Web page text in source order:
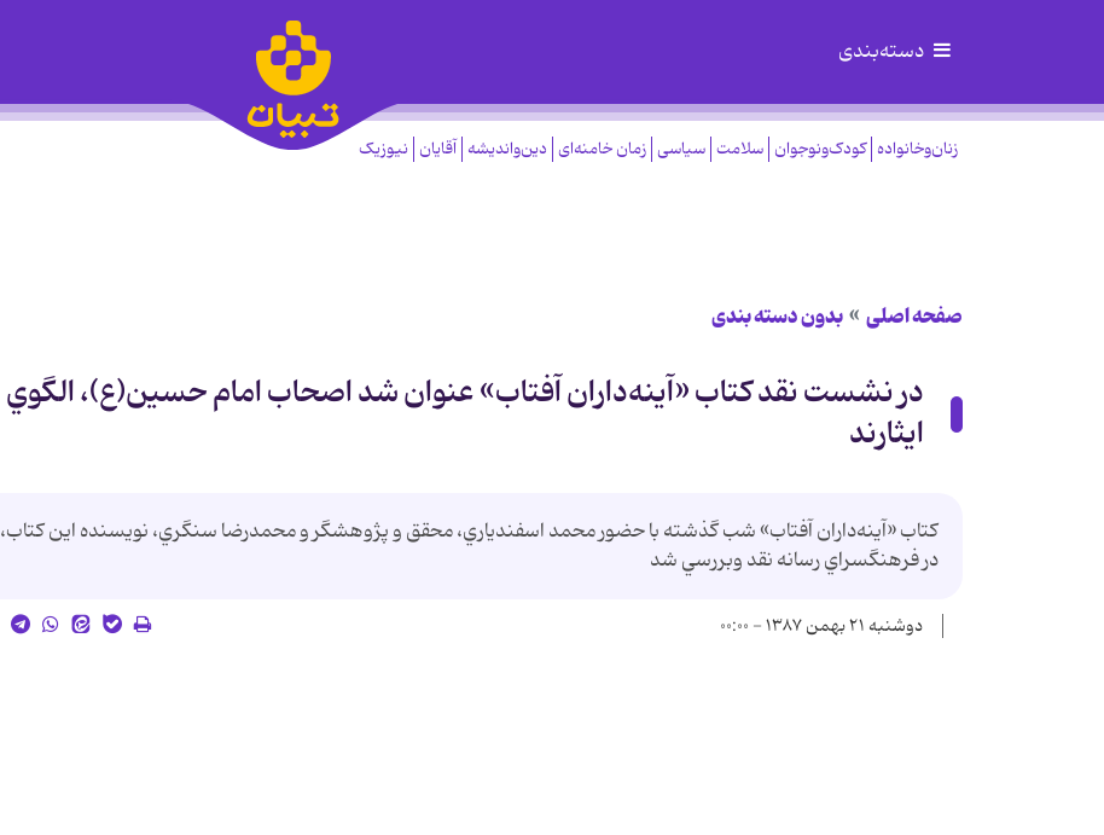
دسته‌بندی
زنان‌وخانواده کودک‌ونوجوان سلامت سیاسی زمان خامنه‌ای دین‌واندیشه آقایان نیوزیک
صفحه اصلی بدون دسته بندی
در نشست نقد كتاب «آينه‌داران آفتاب» عنوان شد اصحاب امام حسين(ع)، الگوي
ايثارند
كتاب «آينه‌داران آفتاب» شب گذشته با حضور محمد اسفندياري، محقق و پژوهشگر و محمدرضا سنگري، نويسنده اين كتاب،
در فرهنگسراي رسانه نقد وبررسي شد
دوشنبه ۲۱ بهمن ۱۳۸۷ - ۰۰:۰۰